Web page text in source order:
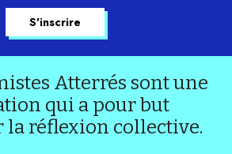
Atterrés sont une
qui a pour but
la réflexion collective.